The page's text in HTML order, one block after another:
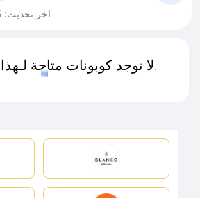
اخر تحديث: 06/08/2026
لا توجد كوبونات متاحة لـهذا المتجر حاليًا.